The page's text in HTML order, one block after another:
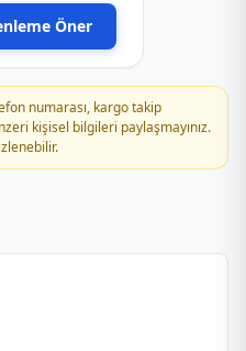
Şubesi
Şubesi
Öner
numarası, kargo takip
kişisel bilgileri paylaşmayınız.